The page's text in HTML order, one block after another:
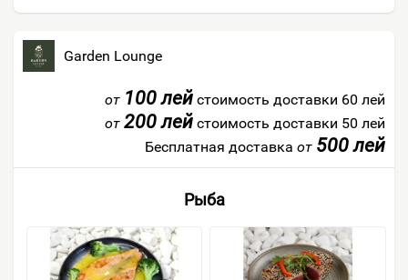
Garden Lounge
от 100 лей стоимость доставки 60 лей
от 200 лей стоимость доставки 50 лей
Бесплатная доставка от 500 лей
Рыба